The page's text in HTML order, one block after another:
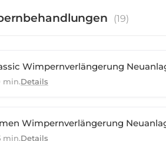
(19)
Wimpernverlängerung
min.Details
Wimpernverlängerung
min.Details